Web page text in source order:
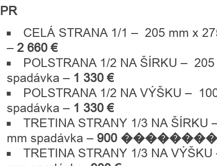
PR
CELÁ STRANA 1/1 – 205 mm x
– 2 660 €
POLSTRANA 1/2 NA ŠÍRKU –
spadávka – 1 330 €
POLSTRANA 1/2 NA VÝŠKU –
spadávka – 1 330 €
TRETINA STRANY 1/3 NA ŠÍRKU
mm spadávka – 900
TRETINA STRANY 1/3 NA